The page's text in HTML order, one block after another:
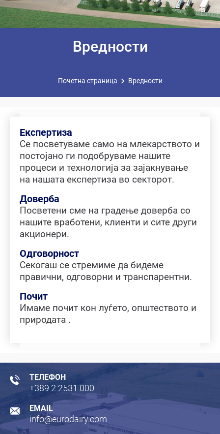
Вредности
Почетна страница Вредности
Експертиза
Се посветуваме само на млекарството и
постојано ги подобруваме нашите
процеси и технологија за зајакнување
на нашата експертиза во секторот.
Доверба
Посветени сме на градење доверба со
нашите вработени, клиенти и сите други
акционери.
Одговорност
Секогаш се стремиме да бидеме
правични, одговорни и транспарентни.
Почит
Имаме почит кон луѓето, општеството и
природата .
ТЕЛЕФОН
+389 2 2531 000
EMAIL
info@eurodairy.com